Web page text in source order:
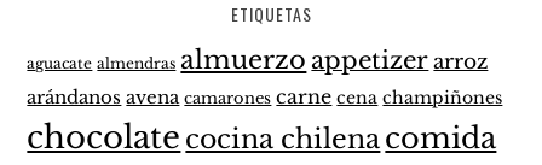
ETIQUETAS
aguacate almendras almuerzo appetizer arroz
arándanos avena camarones carne cena champiñones
chocolate cocina chilenacomida